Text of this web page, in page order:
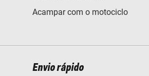
Acampar com o motociclo
Envio rápido